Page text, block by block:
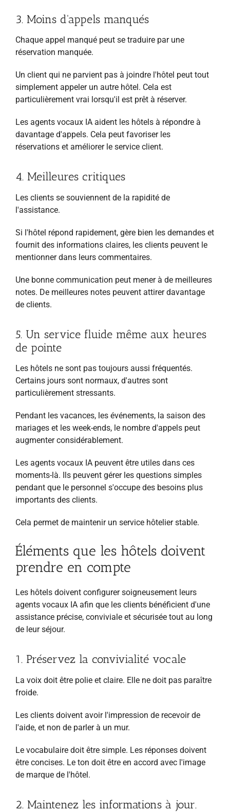
3. Moins d'appels manqués
Chaque appel manqué peut se traduire par une
réservation manquée.
Un client qui ne parvient pas à joindre l'hôtel peut tout
simplement appeler un autre hôtel. Cela est
particulièrement vrai lorsqu'il est prêt à réserver.
Les agents vocaux IA aident les hôtels à répondre à
davantage d'appels. Cela peut favoriser les
réservations et améliorer le service client.
4. Meilleures critiques
Les clients se souviennent de la rapidité de
l'assistance.
Si l'hôtel répond rapidement, gère bien les demandes et
fournit des informations claires, les clients peuvent le
mentionner dans leurs commentaires.
Une bonne communication peut mener à de meilleures
notes. De meilleures notes peuvent attirer davantage
de clients.
5. Un service fluide même aux heures
de pointe
Les hôtels ne sont pas toujours aussi fréquentés.
Certains jours sont normaux, d'autres sont
particulièrement stressants.
Pendant les vacances, les événements, la saison des
mariages et les week-ends, le nombre d'appels peut
augmenter considérablement.
Les agents vocaux IA peuvent être utiles dans ces
moments-là. Ils peuvent gérer les questions simples
pendant que le personnel s'occupe des besoins plus
importants des clients.
Cela permet de maintenir un service hôtelier stable.
Éléments que les hôtels doivent
prendre en compte
Les hôtels doivent configurer soigneusement leurs
agents vocaux IA afin que les clients bénéficient d'une
assistance précise, conviviale et sécurisée tout au long
de leur séjour.
1. Préservez la convivialité vocale
La voix doit être polie et claire. Elle ne doit pas paraître
froide.
Les clients doivent avoir l'impression de recevoir de
l'aide, et non de parler à un mur.
Le vocabulaire doit être simple. Les réponses doivent
être concises. Le ton doit être en accord avec l'image
de marque de l'hôtel.
2. Maintenez les informations à jour.